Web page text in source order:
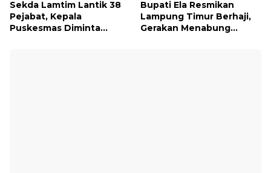
Sekda Lamtim Lantik 38
Pejabat, Kepala
Puskesmas Diminta
Bupati Ela Resmikan
Lampung Timur Berhaji,
Gerakan Menabung